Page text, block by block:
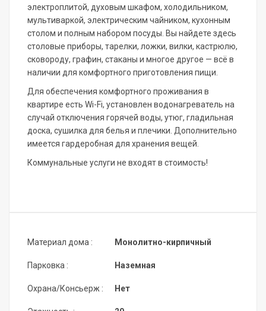
электроплитой, духовым шкафом, холодильником,
мультиваркой, электрическим чайником, кухонным
столом и полным набором посуды. Вы найдете здесь
столовые приборы, тарелки, ложки, вилки, кастрюлю,
сковороду, графин, стаканы и многое другое — всё в
наличии для комфортного приготовления пищи.
Для обеспечения комфортного проживания в
квартире есть Wi-Fi, установлен водонагреватель на
случай отключения горячей воды, утюг, гладильная
доска, сушилка для белья и плечики. Дополнительно
имеется гардеробная для хранения вещей.
Коммунальные услуги не входят в стоимость!
Материал дома :
Парковка :
Охрана/Консьерж :
Монолитно-кирпичный
Наземная
Нет